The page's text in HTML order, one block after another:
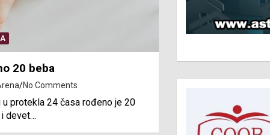
20 beba
No Comments
protekla 24 časa rođeno je 20
devet…